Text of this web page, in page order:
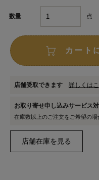
数量 点
カート
店舗受取できます 詳しくは
お取り寄せ申し込みサービス
在庫数以上のご注文をご希望の場